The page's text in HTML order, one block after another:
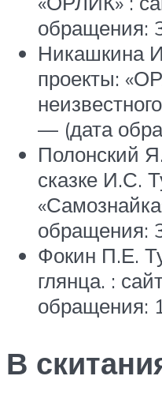
обращения:
Никашкина
проекты:
— (дата
Полонский
сказке И.С.
обращения:
Фокин П.Е.
глянца. :
обращения:
В